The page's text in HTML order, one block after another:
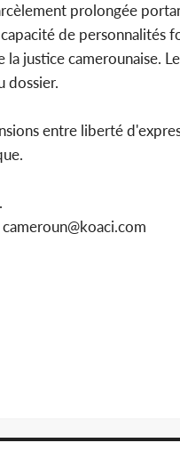
prolongée
de personnalités
justice camerounaise.
dossier.
entre liberté